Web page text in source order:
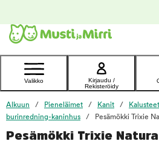
Ota yhteyttä
asiakaspalveluun
Valikko
Kirjaudu /
Rekisteröidy
Alkuun Pieneläimet Kanit Kalusteet
burinredning-kaninhus
Pesämökki Trixie
Pesämökki Trixie
foo